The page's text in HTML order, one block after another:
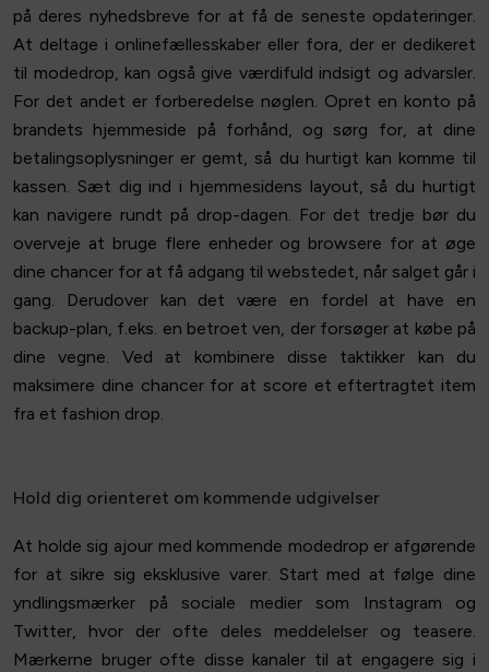
på deres nyhedsbreve for at få de seneste opdateringer.
At deltage i onlinefællesskaber eller fora, der er dedikeret
til modedrop, kan også give værdifuld indsigt og advarsler.
For det andet er forberedelse nøglen. Opret en konto på
brandets hjemmeside på forhånd, og sørg for, at dine
betalingsoplysninger er gemt, så du hurtigt kan komme til
kassen. Sæt dig ind i hjemmesidens layout, så du hurtigt
kan navigere rundt på drop-dagen. For det tredje bør du
overveje at bruge flere enheder og browsere for at øge
dine chancer for at få adgang til webstedet, når salget går i
gang. Derudover kan det være en fordel at have en
backup-plan, f.eks. en betroet ven, der forsøger at købe på
dine vegne. Ved at kombinere disse taktikker kan du
maksimere dine chancer for at score et eftertragtet item
fra et fashion drop.
Hold dig orienteret om kommende udgivelser
At holde sig ajour med kommende modedrop er afgørende
for at sikre sig eksklusive varer. Start med at følge dine
yndlingsmærker på sociale medier som Instagram og
Twitter, hvor der ofte deles meddelelser og teasere.
Mærkerne bruger ofte disse kanaler til at engagere sig i